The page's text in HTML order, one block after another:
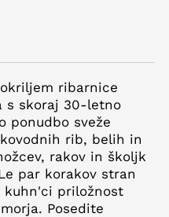
ribarnice
s skoraj 30-letno
ponudbo sveže
rib, belih in
rakov in školjk
par korakov stran
kuhn'ci priložnost
Posedite